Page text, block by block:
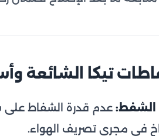
تيكا الشائعة
عدم قدرة الشفاط على
في مجرى تصريف الهواء.